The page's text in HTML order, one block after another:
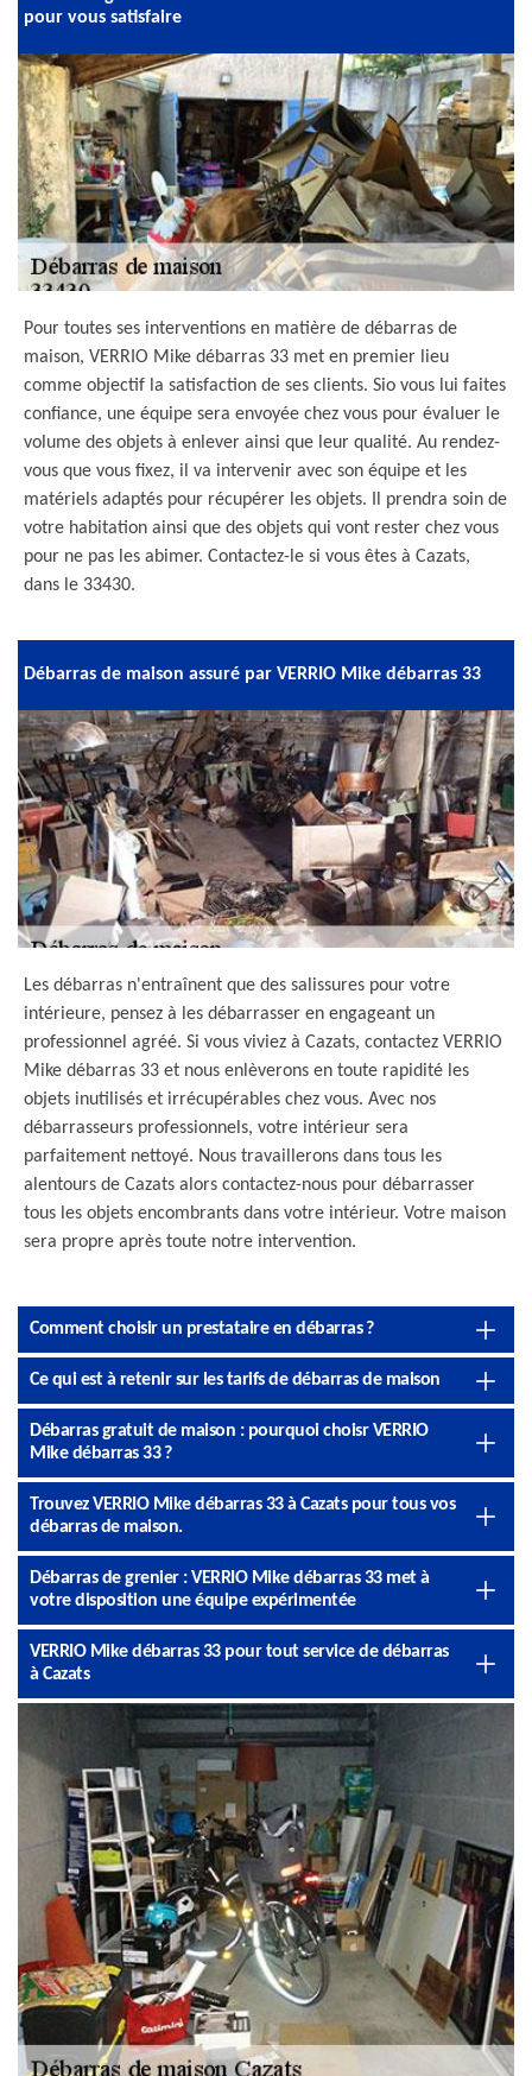
pour vous satisfaire
Pour toutes ses interventions en matière de débarras de
maison, VERRIO Mike débarras 33 met en premier lieu
comme objectif la satisfaction de ses clients. Sio vous lui faites
confiance, une équipe sera envoyée chez vous pour évaluer le
volume des objets à enlever ainsi que leur qualité. Au rendez-
vous que vous fixez, il va intervenir avec son équipe et les
matériels adaptés pour récupérer les objets. Il prendra soin de
votre habitation ainsi que des objets qui vont rester chez vous
pour ne pas les abimer. Contactez-le si vous êtes à Cazats,
dans le 33430.
Débarras de maison assuré par VERRIO Mike débarras 33
Les débarras n'entraînent que des salissures pour votre
intérieure, pensez à les débarrasser en engageant un
professionnel agréé. Si vous viviez à Cazats, contactez VERRIO
Mike débarras 33 et nous enlèverons en toute rapidité les
objets inutilisés et irrécupérables chez vous. Avec nos
débarrasseurs professionnels, votre intérieur sera
parfaitement nettoyé. Nous travaillerons dans tous les
alentours de Cazats alors contactez-nous pour débarrasser
tous les objets encombrants dans votre intérieur. Votre maison
sera propre après toute notre intervention.
Comment choisir un prestataire en débarras ?
Ce qui est à retenir sur les tarifs de débarras de maison
Débarras gratuit de maison : pourquoi choisr VERRIO
Mike débarras 33 ?
Trouvez VERRIO Mike débarras 33 à Cazats pour tous vos
débarras de maison.
Débarras de grenier : VERRIO Mike débarras 33 met à
votre disposition une équipe expérimentée
VERRIO Mike débarras 33 pour tout service de débarras
à Cazats